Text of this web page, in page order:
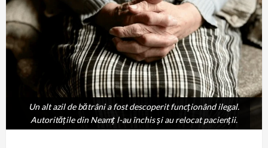
Un alt azil de bătrâni a fost descoperit funcționând ilegal.
Autoritățile din Neamț l-au închis și au relocat pacienții.
Un alt azil de bătrâni a fost descoperit funcționând ilegal.
Autoritățile din Neamț l-au închis și au relocat pacienții.